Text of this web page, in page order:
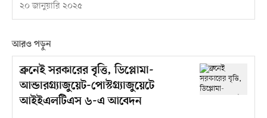
২০ জানুয়ারি ২০২৫
আরও পড়ুন
ব্রুনেই সরকারের বৃত্তি, ডিপ্লোমা-
আন্ডারগ্র্যাজুয়েট-পোস্টগ্র্যাজুয়েটে
আইইএলটিএস ৬-এ আবেদন